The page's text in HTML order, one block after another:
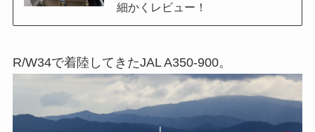
細かくレビュー！
R/W34で着陸してきたJAL A350-900。